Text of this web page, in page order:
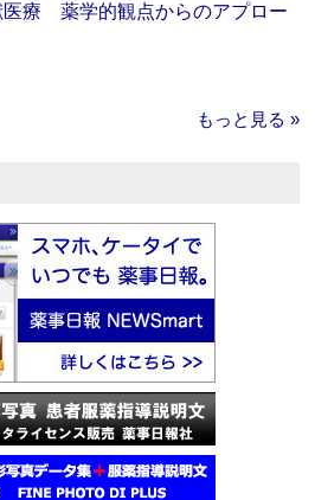
医療 薬学的観点からのアプロー
もっと見る »